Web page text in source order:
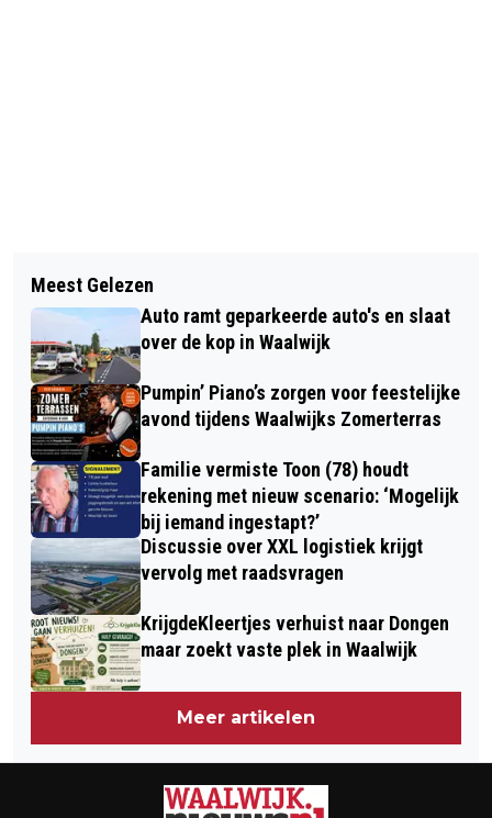
RAADSVERGADERINGEN EN -
BIJEENKOMSTEN GEMEENTE
WAALWIJK (SEPTEMBER)
RASECHTE WAALWIJKSE OPENT
PERSONAL TRAINING STUDIO!
Meest Gelezen
Auto ramt geparkeerde auto's en slaat
over de kop in Waalwijk
Pumpin’ Piano’s zorgen voor feestelijke
avond tijdens Waalwijks Zomerterras
Familie vermiste Toon (78) houdt
rekening met nieuw scenario: ‘Mogelijk
bij iemand ingestapt?’
Discussie over XXL logistiek krijgt
vervolg met raadsvragen
KrijgdeKleertjes verhuist naar Dongen
maar zoekt vaste plek in Waalwijk
Meer artikelen